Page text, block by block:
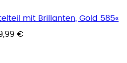
mit Brillanten, Gold 585«
€